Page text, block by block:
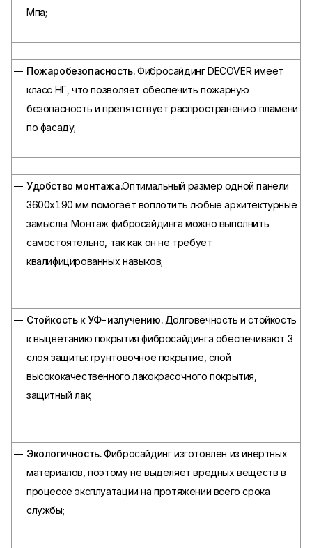
Мпа;
Пожаробезопасность.Фибросайдинг DECOVER имеет
класс НГ, что позволяет обеспечить пожарную
безопасность и препятствует распространению пламени
по фасаду;
Удобство монтажа.Оптимальный размер одной панели
3600х190 мм помогает воплотить любые архитектурные
замыслы. Монтаж фибросайдинга можно выполнить
самостоятельно, так как он не требует
квалифицированных навыков;
Стойкость к УФ-излучению. Долговечность и стойкость
к выцветанию покрытия фибросайдинга обеспечивают 3
слоя защиты: грунтовочное покрытие, слой
высококачественного лакокрасочного покрытия,
защитный лак;
Экологичность.Фибросайдинг изготовлен из инертных
материалов, поэтому не выделяет вредных веществ в
процессе эксплуатации на протяжении всего срока
службы;